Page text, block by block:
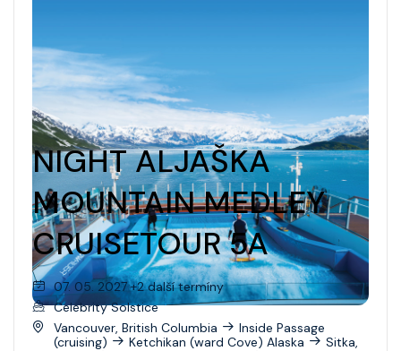
NIGHT ALJAŠKA
MOUNTAIN MEDLEY
CRUISETOUR 5A
07. 05. 2027 +2 další termíny
Celebrity Solstice
Vancouver, British Columbia
Inside Passage
(cruising)
Ketchikan (ward Cove) Alaska
Sitka,